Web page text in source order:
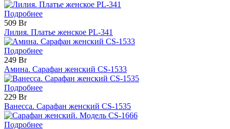
Подробнее
509 Br
Лилия. Платье женское PL-341
Подробнее
249 Br
Амина. Сарафан женский CS-1533
Подробнее
229 Br
Ванесса. Сарафан женский CS-1535
Подробнее